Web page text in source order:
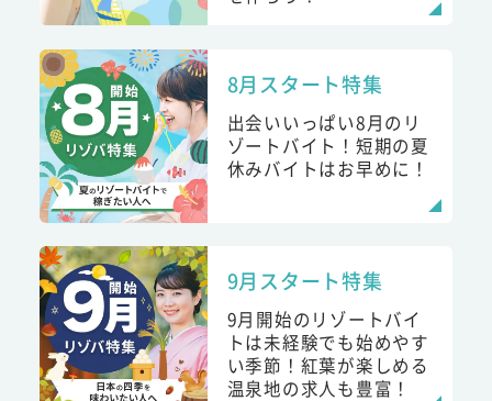
8月スタート特集
出会いいっぱい8月のリ
ゾートバイト！短期の夏
休みバイトはお早めに！
9月スタート特集
9月開始のリゾートバイ
トは未経験でも始めやす
い季節！紅葉が楽しめる
温泉地の求人も豊富！